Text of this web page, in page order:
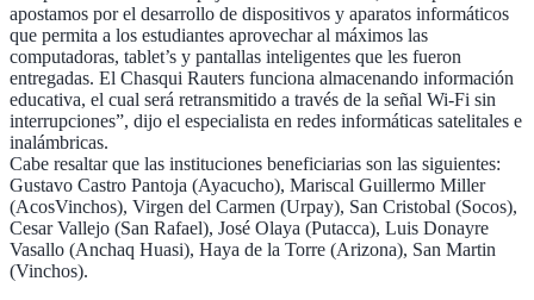
apostamos por el desarrollo de dispositivos y aparatos informáticos
que permita a los estudiantes aprovechar al máximos las
computadoras, tablet’s y pantallas inteligentes que les fueron
entregadas. El Chasqui Rauters funciona almacenando información
educativa, el cual será retransmitido a través de la señal Wi-Fi sin
interrupciones”, dijo el especialista en redes informáticas satelitales e
inalámbricas.
Cabe resaltar que las instituciones beneficiarias son las siguientes:
Gustavo Castro Pantoja (Ayacucho), Mariscal Guillermo Miller
(AcosVinchos), Virgen del Carmen (Urpay), San Cristobal (Socos),
Cesar Vallejo (San Rafael), José Olaya (Putacca), Luis Donayre
Vasallo (Anchaq Huasi), Haya de la Torre (Arizona), San Martin
(Vinchos).